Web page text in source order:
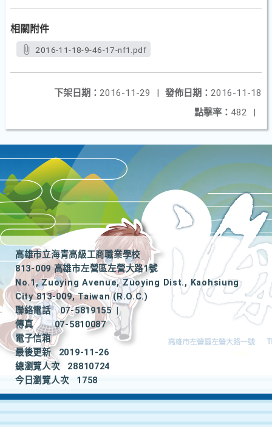
相關附件
2016-11-18-9-46-17-nf1.pdf
發佈日期： 2016-11-18
下架日期： 2016-11-29
|
點擊率： 482 |
高雄市立海青高級工商職業學校
813-009 高雄市左營區左營大路1號
No.1, Zuoying Avenue, Zuoying Dist., Kaohsiung
City 813-009, Taiwan (R.O.C.)
聯絡電話
07-5819155
|
傳真
07-5810087
電子信箱
最後更新
2019-11-26
總瀏覽人次
28810724
今日瀏覽人次
1758